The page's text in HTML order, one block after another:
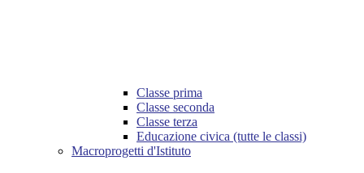
Classe prima
Classe seconda
Classe terza
Educazione civica (tutte le classi)
Macroprogetti d'Istituto